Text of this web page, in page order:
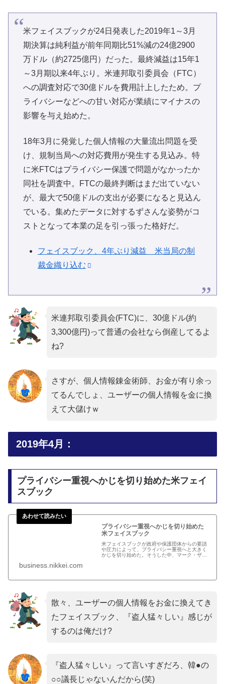
米フェイスブックが24日発表した2019年1～3月
期決算は純利益が前年同期比51%減の24億2900
万ドル（約2725億円）だった。最終減益は15年1
～3月期以来4年ぶり。米連邦取引委員会（FTC）
への調査対応で30億ドルを費用計上したため。プ
ライバシーなどへの甘い対応が業績にマイナスの
影響を与え始めた。
18年3月に発覚した個人情報の大量流出問題を受
け、規制当局への対応費用が発生する見込み。特
に米FTCはプライバシー保護で問題がなかったか
同社を調査中。FTCの最終判断はまだ出ていない
が、最大で50億ドルの支出が必要になると見込ん
でいる。集めたデータに対するずさんな姿勢がコ
ストとなって本業の足を引っ張った格好だ。
フェイスブック、4年ぶり減益 米当局の制
裁金織り込む
米連邦取引委員会(FTC)に、30億ドル(約
3,300億円)って普通の会社なら倒産してるよ
ね?
さすが、個人情報錬金術師、お金が有り余っ
てるんでしょ、ユーザーの個人情報を金に換
えて大儲けｗ
2019年4月：
プライバシー重視へかじを切り始めた米フェイ
スブック
プライバシー重視へかじを切り始めた
米フェイスブック
米フェイスブックが政府や保護団体からの要請
や圧力によって、プライバシー重視へと大きく
かじを切り始めた。そうした中、マーク・ザッ
business.nikkei.com
散々、ユーザーの個人情報をお金に換えてき
たフェイスブック、『盗人猛々しい』感じが
するのは俺だけ?
『盗人猛々しい』って言いすぎだろ、韓●の
○○議長じゃないんだから(笑)